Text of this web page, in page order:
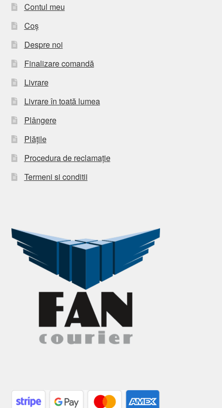
Contul meu
Coș
Despre noi
Finalizare comandă
Livrare
Livrare în toată lumea
Plângere
Plățile
Procedura de reclamație
Termeni si conditii